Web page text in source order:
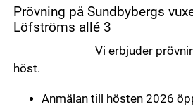
Prövning på Sundbybergs
Löfströms allé 3
Vi erbjuder prövningar
höst.
Anmälan till hösten 2026